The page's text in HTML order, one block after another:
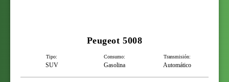
Peugeot 5008
Tipo:
SUV
Consumo:
Gasolina
Transmisión:
Automático